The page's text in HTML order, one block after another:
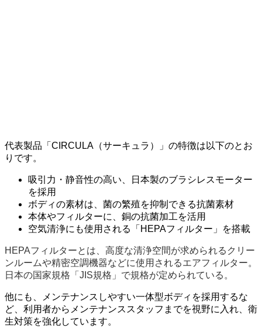
代表製品「CIRCULA（サーキュラ）」の特徴は以下のとお
りです。
吸引力・静音性の高い、日本製のブラシレスモーター
を採用
ボディの素材は、菌の繁殖を抑制できる抗菌素材
本体やフィルターに、銅の抗菌加工を活用
空気清浄にも使用される「HEPAフィルター」を搭載
HEPAフィルターとは、高度な清浄空間が求められるクリー
ンルームや精密空調機器などに使用されるエアフィルター。
日本の国家規格「JIS規格」で規格が定められている。
他にも、メンテナンスしやすい一体型ボディを採用するな
ど、利用者からメンテナンススタッフまでを視野に入れ、衛
生対策を強化しています。